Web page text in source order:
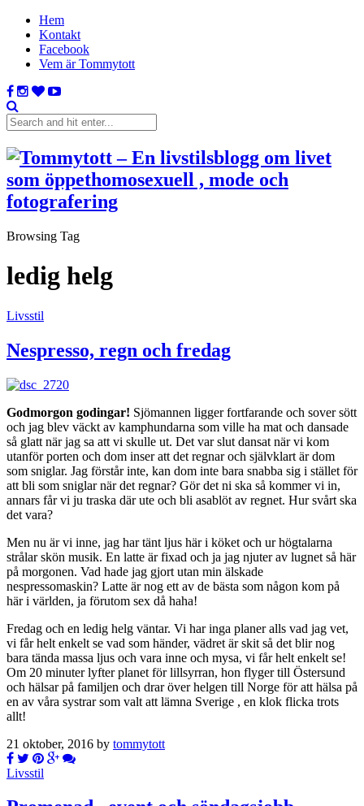
Hem
Kontakt
Facebook
Vem är Tommytott
Browsing Tag
ledig helg
Livsstil
Nespresso, regn och fredag
Godmorgon godingar! Sjömannen ligger fortfarande och sover sött
och jag blev väckt av kamphundarna som ville ha mat och dansade
så glatt när jag sa att vi skulle ut. Det var slut dansat när vi kom
utanför porten och dom inser att det regnar och självklart är dom
som sniglar. Jag förstår inte, kan dom inte bara snabba sig i stället för
att bli som sniglar när det regnar? Gör det ni ska så kommer vi in,
annars får vi ju traska där ute och bli asablöt av regnet. Hur svårt ska
det vara?
Men nu är vi inne, jag har tänt ljus här i köket och ur högtalarna
strålar skön musik. En latte är fixad och ja jag njuter av lugnet så här
på morgonen. Vad hade jag gjort utan min älskade
nespressomaskin? Latte är nog ett av de bästa som någon kom på
här i världen, ja förutom sex då haha!
Fredag och en ledig helg väntar. Vi har inga planer alls vad jag vet,
vi får helt enkelt se vad som händer, vädret är skit så det blir nog
bara tända massa ljus och vara inne och mysa, vi får helt enkelt se!
Om 20 minuter lyfter planet för lillsyrran, hon flyger till Östersund
och hälsar på familjen och drar över helgen till Norge för att hälsa på
en av våra systrar som valt att lämna Sverige , en klok flicka trots
allt!
21 oktober, 2016 by tommytott
Livsstil